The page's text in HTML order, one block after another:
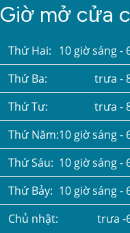
Giờ mở cửa
Thứ Hai: 10 giờ sáng -
Thứ Ba:
trưa -
Thứ Tư:
trưa -
Thứ Năm:10 giờ sáng -
Thứ Sáu: 10 giờ sáng -
Thứ Bảy: 10 giờ sáng -
Chủ nhật:
trưa -